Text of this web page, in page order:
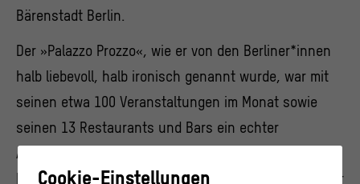
Bärenstadt Berlin.
Der »Palazzo Prozzo«, wie er von den Berliner*innen
halb liebevoll, halb ironisch genannt wurde, war mit
seinen etwa 100 Veranstaltungen im Monat sowie
seinen 13 Restaurants und Bars ein echter
Anlaufpunkt für Menschen aus allen Teilen der DDR.
Hier wurde auf engem Raum die Utopie vom »Staat der
Cookie-Einstellungen